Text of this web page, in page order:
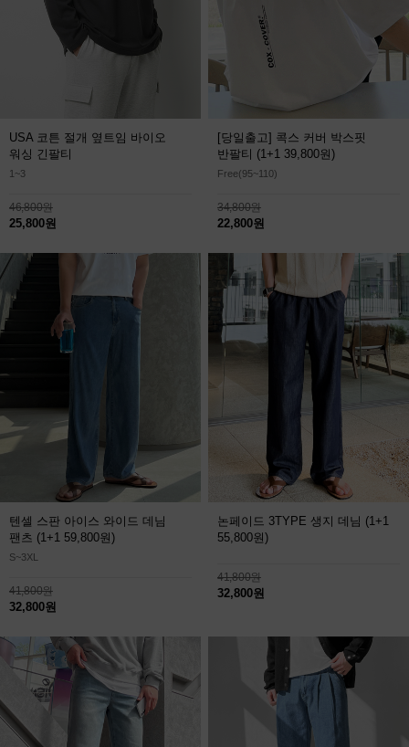
USA 코튼 절개 옆트임 바이오
워싱 긴팔티
1~3
46,800원
25,800원
[당일출고] 콕스 커버 박스핏
반팔티 (1+1 39,800원)
Free(95~110)
34,800원
22,800원
텐셀 스판 아이스 와이드 데님
팬츠 (1+1 59,800원)
S~3XL
41,800원
32,800원
논페이드 3TYPE 생지 데님 (1+1
55,800원)
41,800원
32,800원